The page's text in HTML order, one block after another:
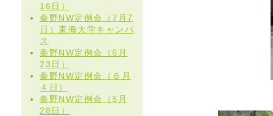
16日）
秦野NW定例会（7月7
日）東海大学キャンバ
ス
秦野NW定例会（6月
23日）
秦野NW定例会（６月
４日）
秦野NW定例会（5月
28日）